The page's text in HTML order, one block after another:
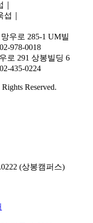
｜
우로 285-1 UM빌
978-0018
로 291 상봉빌딩 6
435-0224
Reserved.
(상봉캠퍼스)